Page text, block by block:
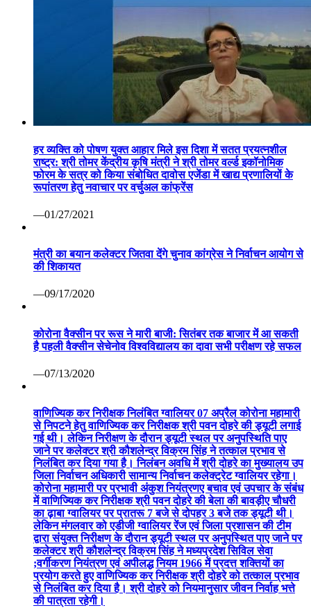
हर व्यक्ति को पोषण युक्त आहार मिले इस दिशा में सतत प्रयत्नशील
राष्ट्र: श्री तोमर केंद्रीय कृषि मंत्री ने श्री तोमर वर्ल्ड इकॉनोमिक
फोरम के सत्र को किया संबोधित दावोस एजेंडा में खाद्य प्रणालियों के
रूपांतरण हेतु नवाचार पर वर्चुअल कांफ्रेंस
—01/27/2021
मंत्री का बयान कलेक्टर जितवा देंगे चुनाव कांग्रेस ने निर्वाचन आयोग से
की शिकायत
—09/17/2020
कोरोना वैक्सीन पर रूस ने मारी बाजी: सितंबर तक बाजार में आ सकती
है पहली वैक्सीन सेचेनोव विश्वविद्यालय का दावा सभी परीक्षण रहे सफल
—07/13/2020
वाणिज्यिक कर निरीक्षक निलंबित ग्वालियर 07 अप्रैल कोरोना महामारी
से निपटने हेतु वाणिज्यिक कर निरीक्षक श्री पवन दोहरे की ड्यूटी लगाई
गई थी। लेकिन निरीक्षण के दौरान ड्यूटी स्थल पर अनुपस्थिति पाए
जाने पर कलेक्टर श्री कौशलेन्द्र विक्रम सिंह ने तत्काल प्रभाव से
निलंबित कर दिया गया है। निलंबन अवधि में श्री दोहरे का मुख्यालय उप
जिला निर्वाचन अधिकारी सामान्य निर्वाचन कलेक्ट्रेट ग्वालियर रहेगा।
कोरोना महामारी पर प्रभावी अंकुश नियंत्रणए बचाव एवं उपचार के संबंध
में वाणिज्यिक कर निरीक्षक श्री पवन दोहरे की बेला की बावड़ीए चौधरी
का ढ़ाबा ग्वालियर पर प्रातरू 7 बजे से दोपहर 3 बजे तक ड्यूटी थी।
लेकिन मंगलवार को एडीजी ग्वालियर रेंज एवं जिला प्रशासन की टीम
द्वारा संयुक्त निरीक्षण के दौरान ड्यूटी स्थल पर अनुपस्थित पाए जाने पर
कलेक्टर श्री कौशलेन्द्र विक्रम सिंह ने मध्यप्रदेश सिविल सेवा
;वर्गीकरण नियंत्रण एवं अपीलद्ध नियम 1966 में प्रदत्त शक्तियों का
प्रयोग करते हुए वाणिज्यिक कर निरीक्षक श्री दोहरे को तत्काल प्रभाव
से निलंबित कर दिया है। श्री दोहरे को नियमानुसार जीवन निर्वाह भत्ते
की पात्रता रहेगी।